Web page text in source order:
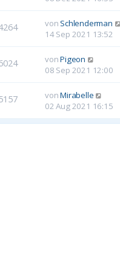
von Schlenderman
14 Sep 2021 13:52
vonPigeon
08 Sep 2021 12:00
vonMirabelle
02 Aug 2021 16:15